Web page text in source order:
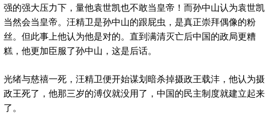
强的强大压力下，量他袁世凯也不敢当皇帝！而孙中山认为袁世凯
当然会当皇帝。汪精卫是孙中山的跟屁虫，是真正崇拜偶像的粉
丝。但此事上他认为他是对的。直到满清灭亡后中国的政局更糟
糕，他更加臣服了孙中山，这是后话。
光绪与慈禧一死，汪精卫便开始谋划暗杀掉摄政王载沣，他认为摄
政王死了，他那三岁的溥仪就没用了，中国的民主制度就建立起来
了。